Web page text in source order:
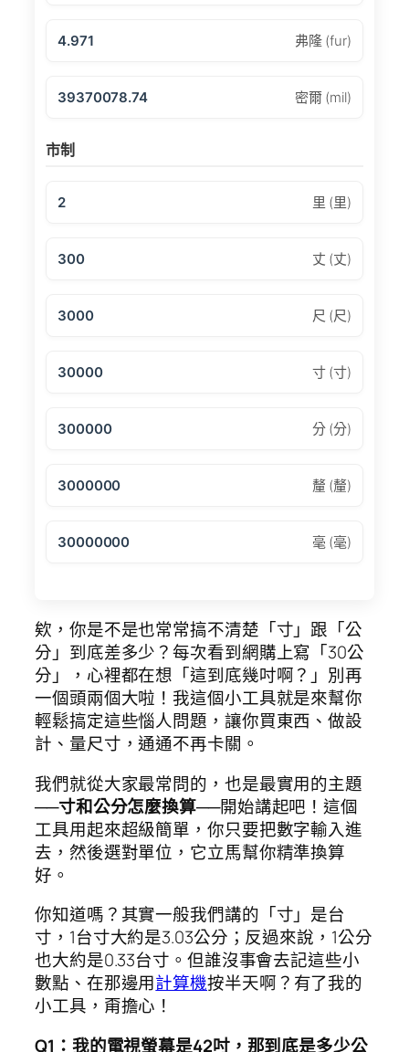
4.971 弗隆 (fur)
39370078.74 密爾 (mil)
市制
2 里 (里)
300 丈 (丈)
3000 尺 (尺)
30000 寸 (寸)
300000 分 (分)
3000000 釐 (釐)
30000000 毫 (毫)
欸，你是不是也常常搞不清楚「寸」跟「公
分」到底差多少？每次看到網購上寫「30公
分」，心裡都在想「這到底幾吋啊？」別再
一個頭兩個大啦！我這個小工具就是來幫你
輕鬆搞定這些惱人問題，讓你買東西、做設
計、量尺寸，通通不再卡關。
我們就從大家最常問的，也是最實用的主題
──寸和公分怎麼換算──開始講起吧！這個
工具用起來超級簡單，你只要把數字輸入進
去，然後選對單位，它立馬幫你精準換算
好。
你知道嗎？其實一般我們講的「寸」是台
寸，1台寸大約是3.03公分；反過來說，1公分
也大約是0.33台寸。但誰沒事會去記這些小
數點、在那邊用計算機按半天啊？有了我的
小工具，甭擔心！
Q1：我的電視螢幕是42吋，那到底是多少公